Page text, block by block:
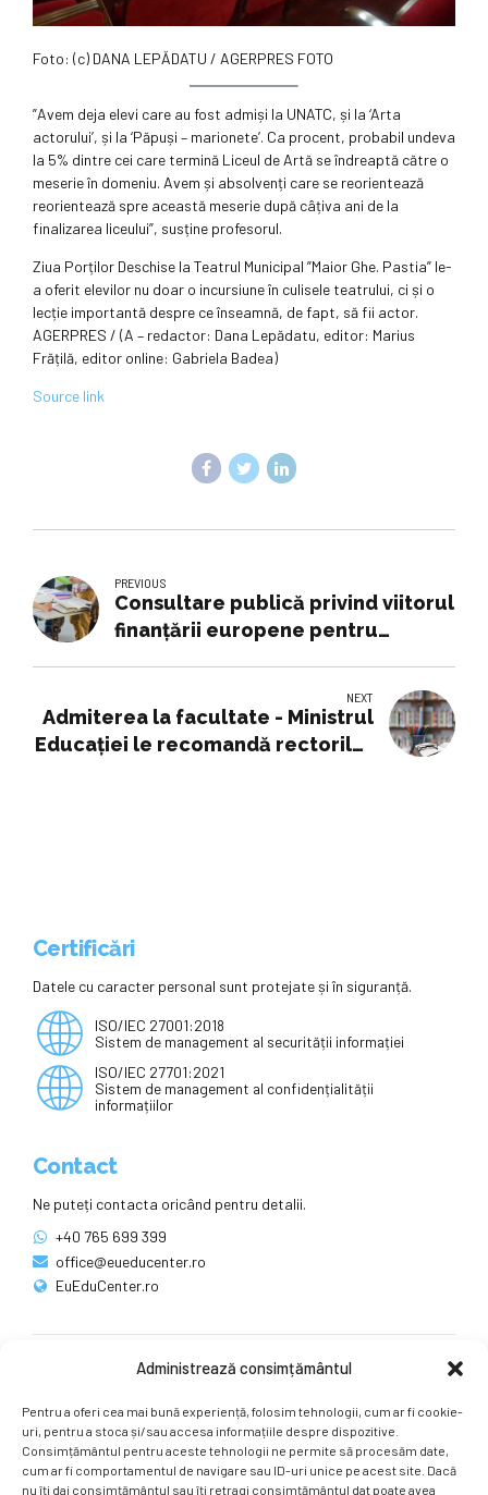
Administrează consimțământul
Pentru a oferi cea mai bună experiență, folosim tehnologii, cum ar fi cookie-
uri, pentru a stoca și/sau accesa informațiile despre dispozitive.
Consimțământul pentru aceste tehnologii ne permite să procesăm date,
cum ar fi comportamentul de navigare sau ID-uri unice pe acest site. Dacă
nu îți dai consimțământul sau îți retragi consimțământul dat poate avea
Foto: (c) DANA LEPĂDATU / AGERPRES FOTO
”Avem deja elevi care au fost admiși la UNATC, și la ‘Arta
actorului’, și la ‘Păpuși – marionete’. Ca procent, probabil undeva
la 5% dintre cei care termină Liceul de Artă se îndreaptă către o
meserie în domeniu. Avem și absolvenți care se reorientează
reorientează spre această meserie după câțiva ani de la
finalizarea liceului”, susține profesorul.
Ziua Porților Deschise la Teatrul Municipal ”Maior Ghe. Pastia” le-
a oferit elevilor nu doar o incursiune în culisele teatrului, ci și o
lecție importantă despre ce înseamnă, de fapt, să fii actor.
AGERPRES / (A – redactor: Dana Lepădatu, editor: Marius
Frățilă, editor online: Gabriela Badea)
Source link
PREVIOUS
Consultare publică privind viitorul
finanțării europene pentru
NEXT
Admiterea la facultate - Ministrul
Educației le recomandă rectorilor
Certificări
Datele cu caracter personal sunt protejate și în siguranță.
ISO/IEC 27001:2018
Sistem de management al securității informației
ISO/IEC 27701:2021
Sistem de management al confidențialității
informațiilor
Contact
Ne puteți contacta oricând pentru detalii.
+40 765 699 399
office@eueducenter.ro
EuEduCenter.ro
Ne puteți găsi și pe rețelele sociale.